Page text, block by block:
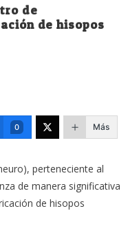
de
de hisopos
0 Más
perteneciente al
de manera significativa
de hisopos